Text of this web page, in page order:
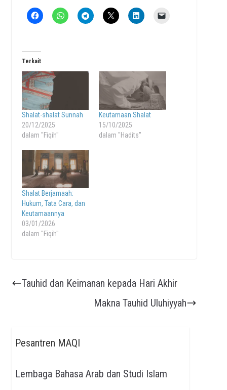
Terkait
Shalat-shalat Sunnah
20/12/2025
dalam "Fiqih"
Keutamaan Shalat
15/10/2025
dalam "Hadits"
Shalat Berjamaah:
Hukum, Tata Cara, dan
Keutamaannya
03/01/2026
dalam "Fiqih"
Tauhid dan Keimanan kepada Hari Akhir
Makna Tauhid Uluhiyyah
Pesantren MAQI
Lembaga Bahasa Arab dan Studi Islam